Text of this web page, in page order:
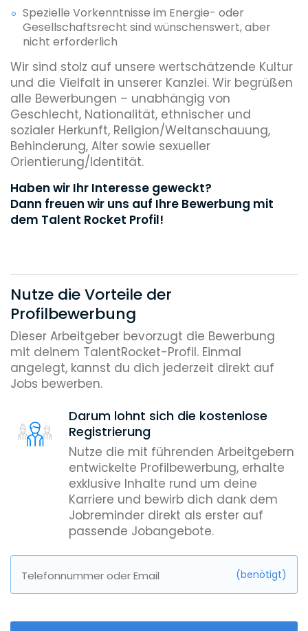
Spezielle Vorkenntnisse im Energie- oder
Gesellschaftsrecht sind wünschenswert, aber
nicht erforderlich
Wir sind stolz auf unsere wertschätzende Kultur
und die Vielfalt in unserer Kanzlei. Wir begrüßen
alle Bewerbungen – unabhängig von
Geschlecht, Nationalität, ethnischer und
sozialer Herkunft, Religion/Weltanschauung,
Behinderung, Alter sowie sexueller
Orientierung/Identität.
Haben wir Ihr Interesse geweckt?
Dann freuen wir uns auf Ihre Bewerbung mit
dem Talent Rocket Profil!
Nutze die Vorteile der
Profilbewerbung
Dieser Arbeitgeber bevorzugt die Bewerbung
mit deinem TalentRocket-Profil. Einmal
angelegt, kannst du dich jederzeit direkt auf
Jobs bewerben.
Darum lohnt sich die kostenlose
Registrierung
Nutze die mit führenden Arbeitgebern
entwickelte Profilbewerbung, erhalte
exklusive Inhalte rund um deine
Karriere und bewirb dich dank dem
Jobreminder direkt als erster auf
passende Jobangebote.
Telefonnummer oder Email (benötigt)